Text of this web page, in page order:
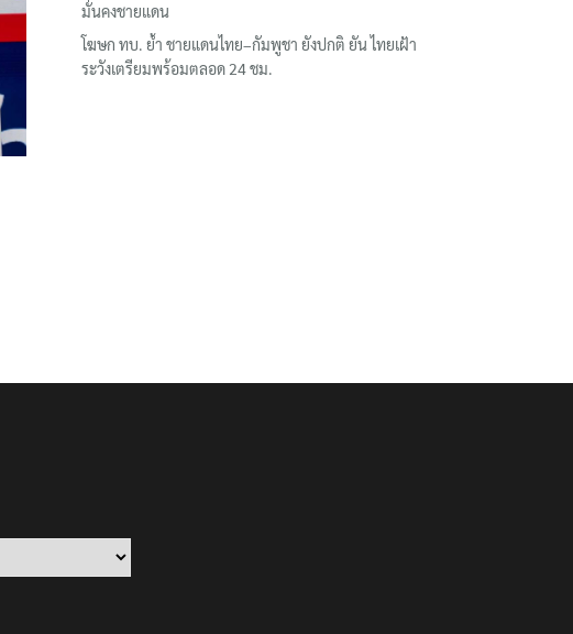
มั่นคงชายแดน
โฆษก ทบ. ย้ำ ชายแดนไทย–กัมพูชา ยังปกติ ยัน ไทยเฝ้า
ระวังเตรียมพร้อมตลอด 24 ชม.